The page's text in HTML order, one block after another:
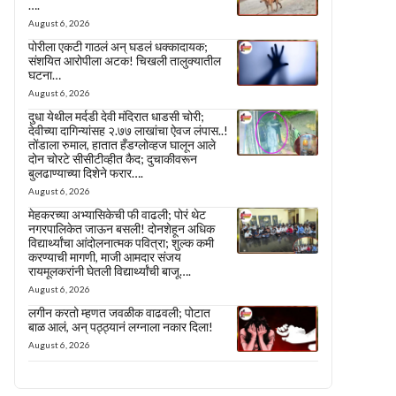
….
August 6, 2026
पोरीला एकटी गाठलं अन् घडलं धक्कादायक;
संशयित आरोपीला अटक! चिखली तालुक्यातील
घटना…
August 6, 2026
दुधा येथील मर्दडी देवी मंदिरात धाडसी चोरी;
देवीच्या दागिन्यांसह २.७७ लाखांचा ऐवज लंपास..!
तोंडाला रुमाल, हातात हँडग्लोव्हज घालून आले
दोन चोरटे सीसीटीव्हीत कैद; दुचाकीवरून
बुलढाण्याच्या दिशेने फरार….
August 6, 2026
मेहकरच्या अभ्यासिकेची फी वाढली; पोरं थेट
नगरपालिकेत जाऊन बसली! दोनशेहून अधिक
विद्यार्थ्यांचा आंदोलनात्मक पवित्रा; शुल्क कमी
करण्याची मागणी, माजी आमदार संजय
रायमूलकरांनी घेतली विद्यार्थ्यांची बाजू….
August 6, 2026
लगीन करतो म्हणत जवळीक वाढवली; पोटात
बाळ आलं, अन् पठ्ठ्यानं लग्नाला नकार दिला!
August 6, 2026